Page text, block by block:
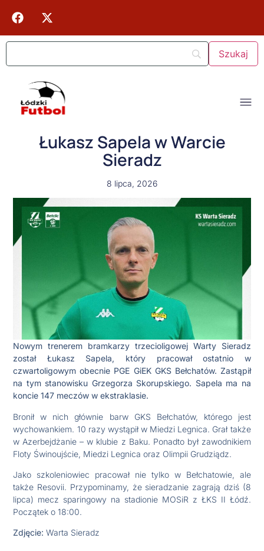
Łukasz Sapela w Warcie
Sieradz
8 lipca, 2026
Nowym trenerem bramkarzy trzecioligowej Warty Sieradz
został Łukasz Sapela, który pracował ostatnio w
czwartoligowym obecnie PGE GiEK GKS Bełchatów. Zastąpił
na tym stanowisku Grzegorza Skorupskiego. Sapela ma na
koncie 147 meczów w ekstraklasie.
Bronił w nich głównie barw GKS Bełchatów, którego jest
wychowankiem. 10 razy wystąpił w Miedzi Legnica. Grał także
w Azerbejdżanie – w klubie z Baku. Ponadto był zawodnikiem
Floty Świnoujście, Miedzi Legnica oraz Olimpii Grudziądz.
Jako szkoleniowiec pracował nie tylko w Bełchatowie, ale
także Resovii. Przypominamy, że sieradzanie zagrają dziś (8
lipca) mecz sparingowy na stadionie MOSiR z ŁKS II Łódź.
Początek o 18:00.
Zdjęcie: Warta Sieradz